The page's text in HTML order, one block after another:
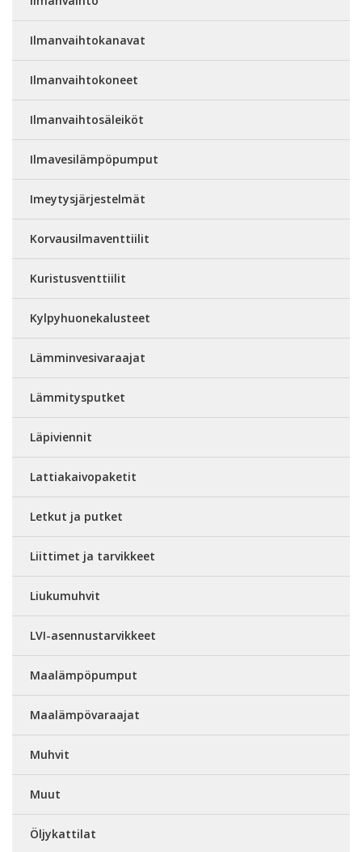
Ilmanvaihtokanavat
Ilmanvaihtokoneet
Ilmanvaihtosäleiköt
Ilmavesilämpöpumput
Imeytysjärjestelmät
Korvausilmaventtiilit
Kuristusventtiilit
Kylpyhuonekalusteet
Lämminvesivaraajat
Lämmitysputket
Läpiviennit
Lattiakaivopaketit
Letkut ja putket
Liittimet ja tarvikkeet
Liukumuhvit
LVI-asennustarvikkeet
Maalämpöpumput
Maalämpövaraajat
Muhvit
Muut
Öljykattilat